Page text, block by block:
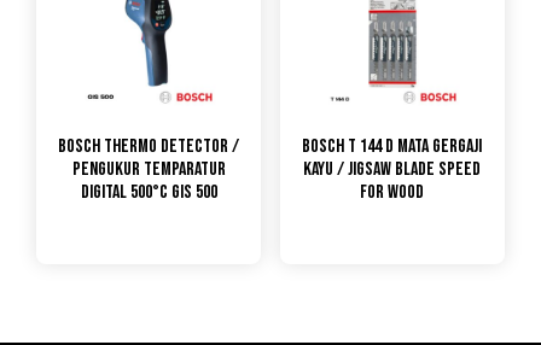
Bosch Thermo Detector /
Pengukur Temparatur
Digital 500°C GIS 500
Bosch T 144 D Mata Gergaji
Kayu / Jigsaw Blade Speed
for Wood